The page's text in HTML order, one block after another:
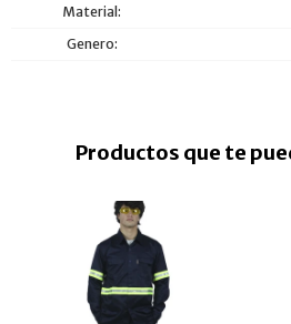
Material
Genero
Productos que te